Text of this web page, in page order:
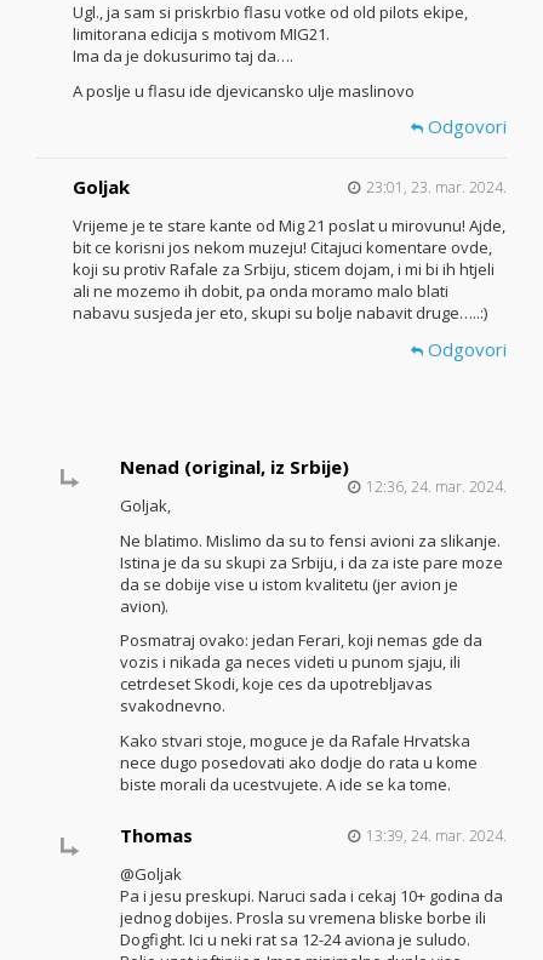
Ugl., ja sam si priskrbio flasu votke od old pilots ekipe,
limitorana edicija s motivom MIG21.
Ima da je dokusurimo taj da….
A poslje u flasu ide djevicansko ulje maslinovo
Odgovori
Goljak 23:01, 23. mar. 2024.
Vrijeme je te stare kante od Mig 21 poslat u mirovunu! Ajde,
bit ce korisni jos nekom muzeju! Citajuci komentare ovde,
koji su protiv Rafale za Srbiju, sticem dojam, i mi bi ih htjeli
ali ne mozemo ih dobit, pa onda moramo malo blati
nabavu susjeda jer eto, skupi su bolje nabavit druge…..:)
Odgovori
Nenad (original, iz Srbije)
12:36, 24. mar. 2024.
Goljak,
Ne blatimo. Mislimo da su to fensi avioni za slikanje.
Istina je da su skupi za Srbiju, i da za iste pare moze
da se dobije vise u istom kvalitetu (jer avion je
avion).
Posmatraj ovako: jedan Ferari, koji nemas gde da
vozis i nikada ga neces videti u punom sjaju, ili
cetrdeset Skodi, koje ces da upotrebljavas
svakodnevno.
Kako stvari stoje, moguce je da Rafale Hrvatska
nece dugo posedovati ako dodje do rata u kome
biste morali da ucestvujete. A ide se ka tome.
Thomas 13:39, 24. mar. 2024.
@Goljak
Pa i jesu preskupi. Naruci sada i cekaj 10+ godina da
jednog dobijes. Prosla su vremena bliske borbe ili
Dogfight. Ici u neki rat sa 12-24 aviona je suludo.